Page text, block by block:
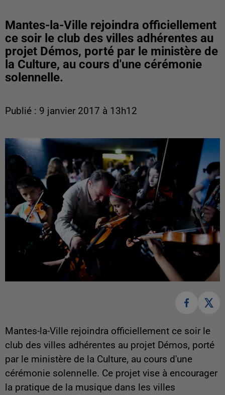
Mantes-la-Ville rejoindra officiellement
ce soir le club des villes adhérentes au
projet Démos, porté par le ministère de
la Culture, au cours d'une cérémonie
solennelle.
Publié : 9 janvier 2017 à 13h12
Mantes-la-Ville rejoindra officiellement ce soir le
club des villes adhérentes au projet Démos, porté
par le ministère de la Culture, au cours d'une
cérémonie solennelle. Ce projet vise à encourager
la pratique de la musique dans les villes